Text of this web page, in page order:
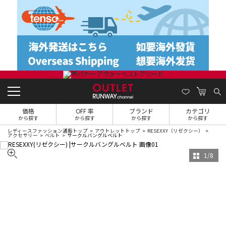
価格
から探す
OFF 率
から探す
ブランド
から探す
カテゴリ
から探す
レディースファッション通販トップ アウトレットトップ RESEXXY（リゼクシー）
アクセサリー ベルト サークルバングルベルト
1 /8